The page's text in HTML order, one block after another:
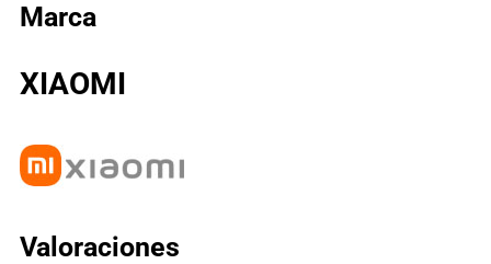
Marca
XIAOMI
Valoraciones